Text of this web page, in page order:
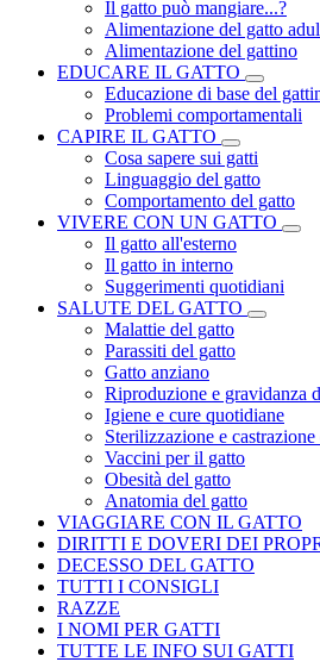
Il gatto può mangiare...?
Alimentazione del gatto
Alimentazione del gattino
EDUCARE IL GATTO
Educazione di base del
Problemi comportamentali
CAPIRE IL GATTO
Cosa sapere sui gatti
Linguaggio del gatto
Comportamento del gatto
VIVERE CON UN GATTO
Il gatto all'esterno
Il gatto in interno
Suggerimenti quotidiani
SALUTE DEL GATTO
Malattie del gatto
Parassiti del gatto
Gatto anziano
Riproduzione e gravidanza
Igiene e cure quotidiane
Sterilizzazione e
Vaccini per il gatto
Obesità del gatto
Anatomia del gatto
VIAGGIARE CON IL GATTO
DIRITTI E DOVERI DEI
DECESSO DEL GATTO
TUTTI I CONSIGLI
RAZZE
I NOMI PER GATTI
TUTTE LE INFO SUI GATTI